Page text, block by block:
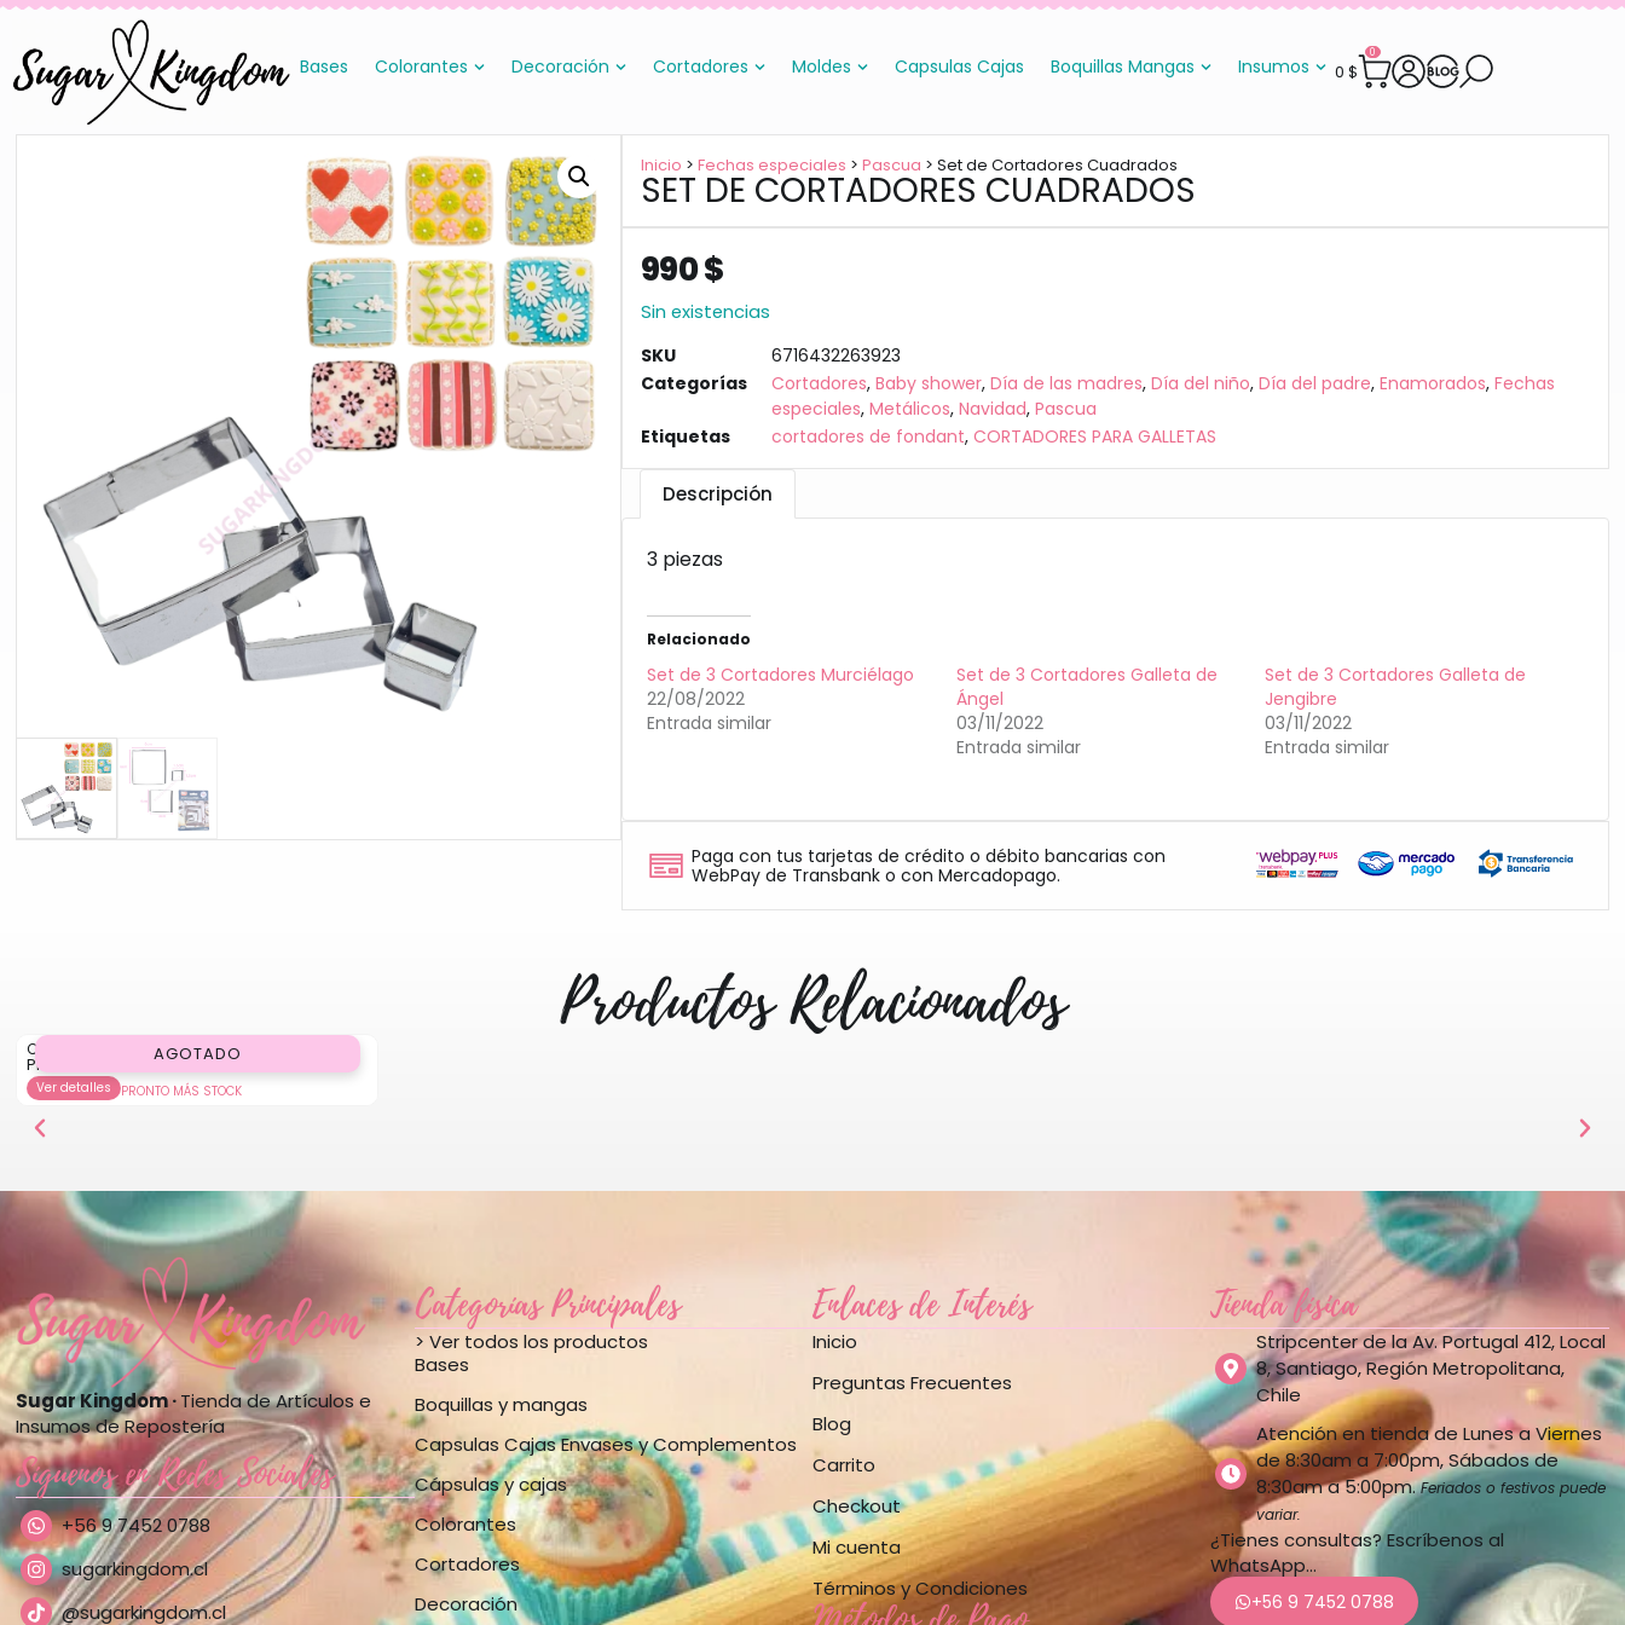
Bases Colorantes Decoración Cortadores Moldes Capsulas Cajas Boquillas Mangas Insumos 0 $
0
Inicio > Fechas especiales > Pascua > Set de Cortadores Cuadrados
SET DE CORTADORES CUADRADOS
990$
Sin existencias
SKU
6716432263923
Categorías
Cortadores, Baby shower, Día de las madres, Día del niño, Día del padre, Enamorados, Fechas
especiales, Metálicos, Navidad, Pascua
Etiquetas
cortadores de fondant, CORTADORES PARA GALLETAS
Descripción
3 piezas
Relacionado
Set de 3 Cortadores Murciélago
22/08/2022
Entrada similar
Set de 3 Cortadores Galleta de
Ángel
03/11/2022
Entrada similar
Set de 3 Cortadores Galleta de
Jengibre
03/11/2022
Entrada similar
Paga con tus tarjetas de crédito o débito bancarias con
WebPay de Transbank o con Mercadopago.
Productos Relacionados
AGOTADO
Cortador Corona
Precio
Ver detalles PRONTO MÁS STOCK
Sugar Kingdom ·Tienda de Artículos e
Insumos de Repostería
Síguenos en Redes Sociales
+56 9 7452 0788
sugarkingdom.cl
@sugarkingdom.cl
Categorías Principales
> Ver todos los productos
Bases
Boquillas y mangas
Capsulas Cajas Envases y Complementos
Cápsulas y cajas
Colorantes
Cortadores
Decoración
Enlaces de Interés
Inicio
Preguntas Frecuentes
Blog
Carrito
Checkout
Mi cuenta
Términos y Condiciones
Tienda física
Stripcenter de la Av. Portugal 412, Local
8, Santiago, Región Metropolitana,
Chile
Atención en tienda de Lunes a Viernes
de 8:30am a 7:00pm, Sábados de
8:30am a 5:00pm.Feriados o festivos puede
variar.
¿Tienes consultas? Escríbenos al
WhatsApp…
+56 9 7452 0788